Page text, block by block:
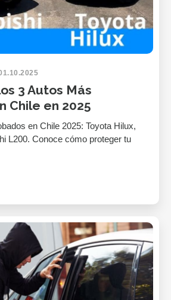
3 Autos Más
Chile en 2025
en Chile 2025: Toyota Hilux,
L200. Conoce cómo proteger tu